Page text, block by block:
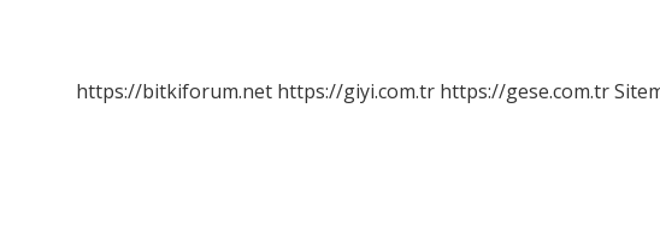
https://bitkiforum.net https://giyi.com.tr https://gese.com.tr